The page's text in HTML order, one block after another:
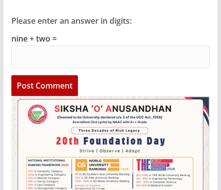
Please enter an answer in digits:
nine + two =